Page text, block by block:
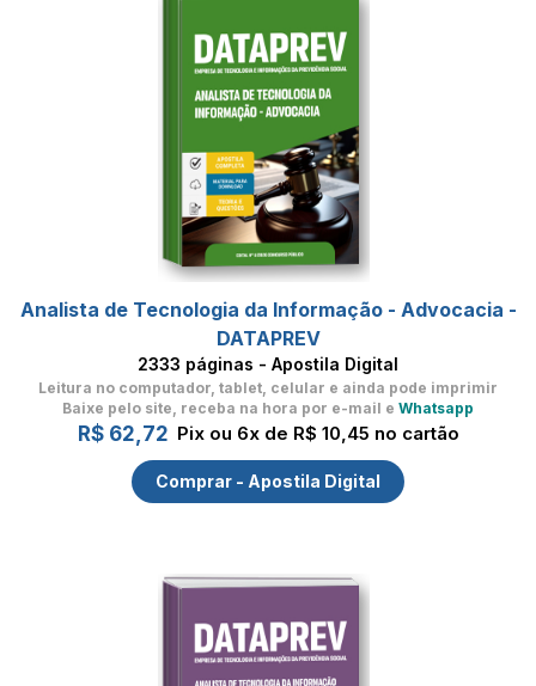
Analista de Tecnologia da Informação - Advocacia -
DATAPREV
2333 páginas - Apostila Digital
Leitura no computador, tablet, celular e ainda pode imprimir
Baixe pelo site, receba na hora por e-mail e Whatsapp
R$ 62,72 Pix ou 6x de R$ 10,45 no cartão
Comprar - Apostila Digital